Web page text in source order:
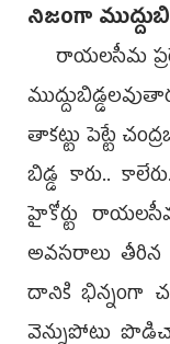
నిజంగా
రాయలసీమ
తాకట్టు పెట్టే
బిడ్డ కారు..
హైకోర్టు
అవసరాలు
దానికి భిన్నంగా
వెన్నుపోటు